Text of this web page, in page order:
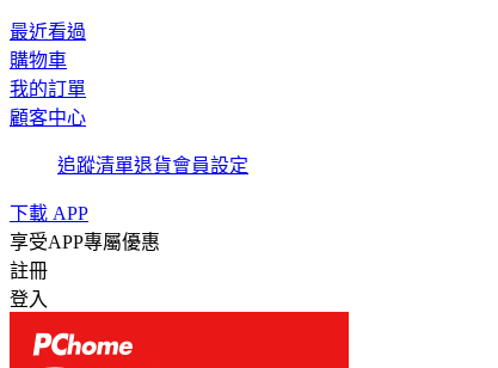
最近看過
購物車
我的訂單
顧客中心
追蹤清單退貨會員設定
下載 APP
享受APP專屬優惠
註冊
登入